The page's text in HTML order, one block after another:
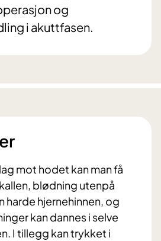
og
i akuttfasen.
mot hodet kan man få
blødning utenpå
harde hjernehinnen, og
kan dannes i selve
I tillegg kan trykket i